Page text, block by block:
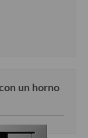
un horno